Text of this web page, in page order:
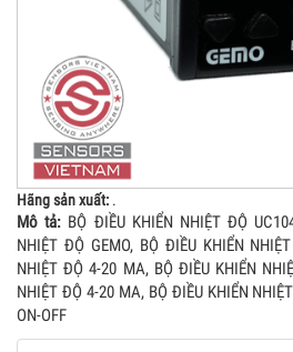
Hãng sản xuất: .
Mô tả: BỘ ĐIỀU KHIỂN NHIỆT ĐỘ
NHIỆT ĐỘ GEMO, BỘ ĐIỀU KHIỂN
NHIỆT ĐỘ 4-20 MA, BỘ ĐIỀU KHIỂN
NHIỆT ĐỘ 4-20 MA, BỘ ĐIỀU KHIỂN
ON-OFF